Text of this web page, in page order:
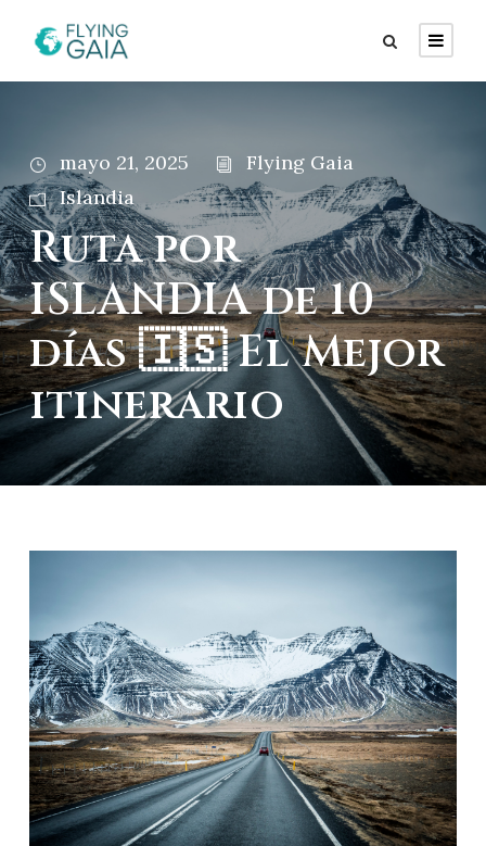
mayo 21, 2025
Flying Gaia
Islandia
Ruta por
ISLANDIA de 10
días 🇮🇸 El Mejor
itinerario